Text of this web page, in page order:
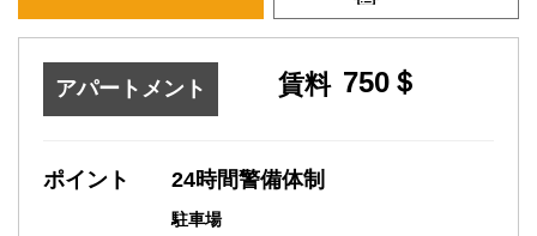
アパートメント 賃料 750＄
ポイント 24時間警備体制
駐車場